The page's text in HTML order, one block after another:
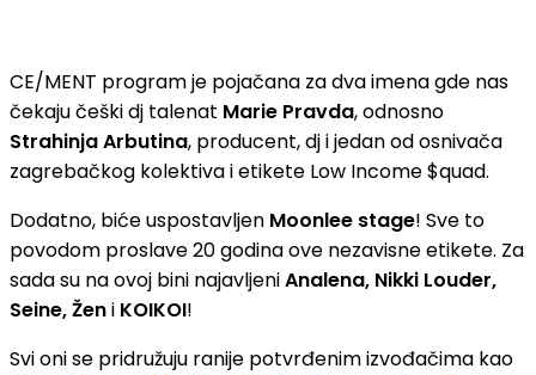
CE/MENT program je pojačana za dva imena gde nas
čekaju češki dj talenat Marie Pravda, odnosno
Strahinja Arbutina, producent, dj i jedan od osnivača
zagrebačkog kolektiva i etikete Low Income $quad.
Dodatno, biće uspostavljen Moonlee stage! Sve to
povodom proslave 20 godina ove nezavisne etikete. Za
sada su na ovoj bini najavljeniAnalena, Nikki Louder,
Seine, Ženi KOIKOI!
Svi oni se pridružuju ranije potvrđenim izvođačima kao